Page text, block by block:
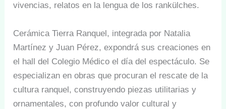
vivencias, relatos en la lengua de los rankülches.
Cerámica Tierra Ranquel, integrada por Natalia
Martínez y Juan Pérez, expondrá sus creaciones en
el hall del Colegio Médico el día del espectáculo. Se
especializan en obras que procuran el rescate de la
cultura ranquel, construyendo piezas utilitarias y
ornamentales, con profundo valor cultural y